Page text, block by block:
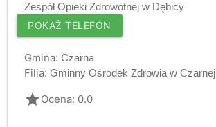
Zespół Opieki Zdrowotnej w Dębicy
POKAŻ TELEFON
Gmina: Czarna
Filia: Gminny Ośrodek Zdrowia w Czarnej
gradeOcena: 0.0